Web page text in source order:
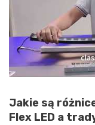
Jakie są
Flex LED a